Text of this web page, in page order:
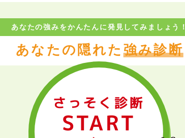
あなたの強みをかんたんに発見してみましょう！
あなたの隠れた強み診断
さっそく診断
START